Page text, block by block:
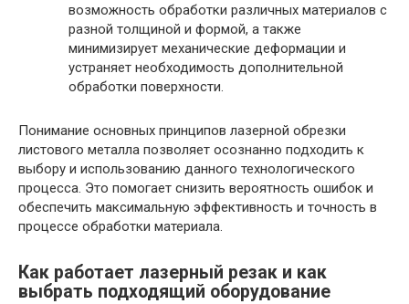
возможность обработки различных материалов с
разной толщиной и формой, а также
минимизирует механические деформации и
устраняет необходимость дополнительной
обработки поверхности.
Понимание основных принципов лазерной обрезки
листового металла позволяет осознанно подходить к
выбору и использованию данного технологического
процесса. Это помогает снизить вероятность ошибок и
обеспечить максимальную эффективность и точность в
процессе обработки материала.
Как работает лазерный резак и как
выбрать подходящий оборудование